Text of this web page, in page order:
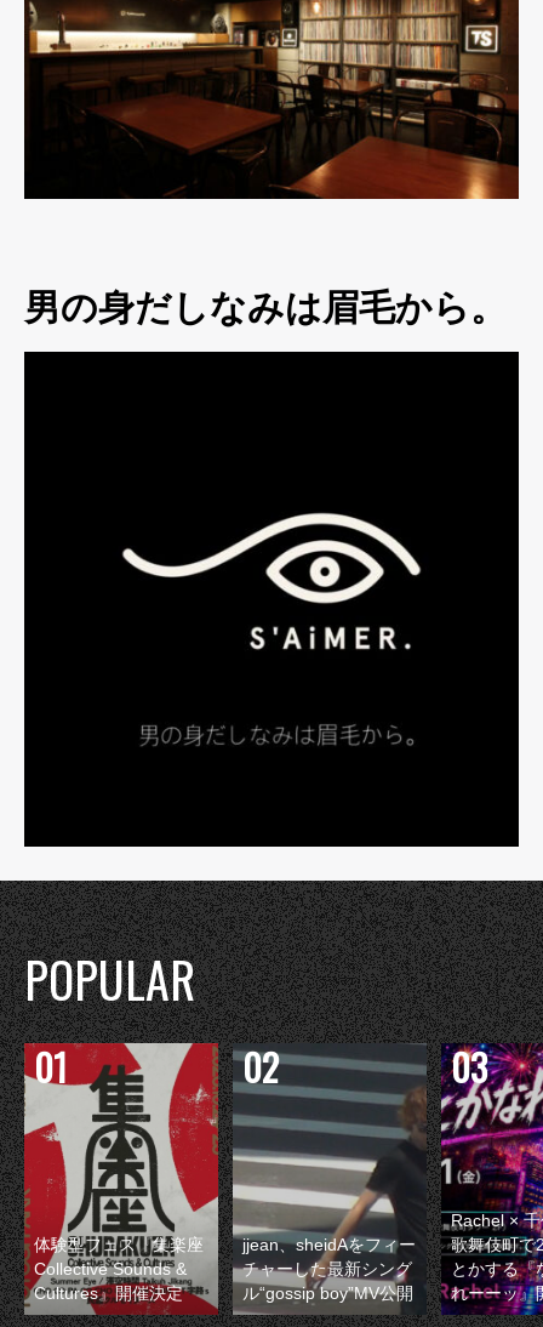
男の身だしなみは眉毛から。
POPULAR
体験型フェス『集楽座
Collective Sounds &
Cultures』開催決定
jjean、sheidAをフィー
チャーした最新シング
ル“gossip boy”MV公開
Rachel ×
歌舞伎町で
とかする『
れーーッ』